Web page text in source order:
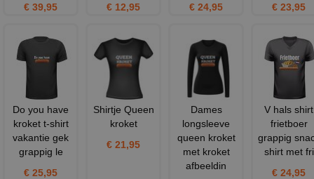
€ 39,95
€ 12,95
€ 24,95
€ 23,95
Do you have
kroket t-shirt
vakantie gek
grappig le
€ 25,95
Shirtje Queen
kroket
€ 21,95
Dames
longsleeve
queen kroket
met kroket
afbeeldin
V hals shirt
frietboer
grappig
shirt met fri
€ 24,95